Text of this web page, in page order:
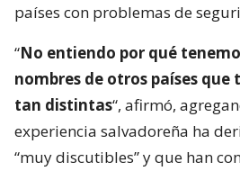
países con problemas de
“No entiendo por qué
nombres de otros países que
tan distintas“, afirmó,
experiencia salvadoreña ha
“muy discutibles” y que han